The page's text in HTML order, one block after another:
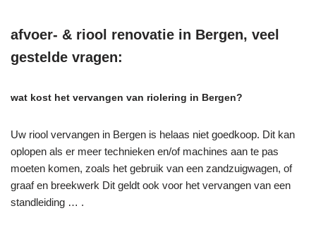
afvoer- & riool renovatie in Bergen, veel
gestelde vragen:
wat kost het vervangen van riolering in Bergen?
Uw riool vervangen in Bergen is helaas niet goedkoop. Dit kan
oplopen als er meer technieken en/of machines aan te pas
moeten komen, zoals het gebruik van een zandzuigwagen, of
graaf en breekwerk Dit geldt ook voor het vervangen van een
standleiding … .